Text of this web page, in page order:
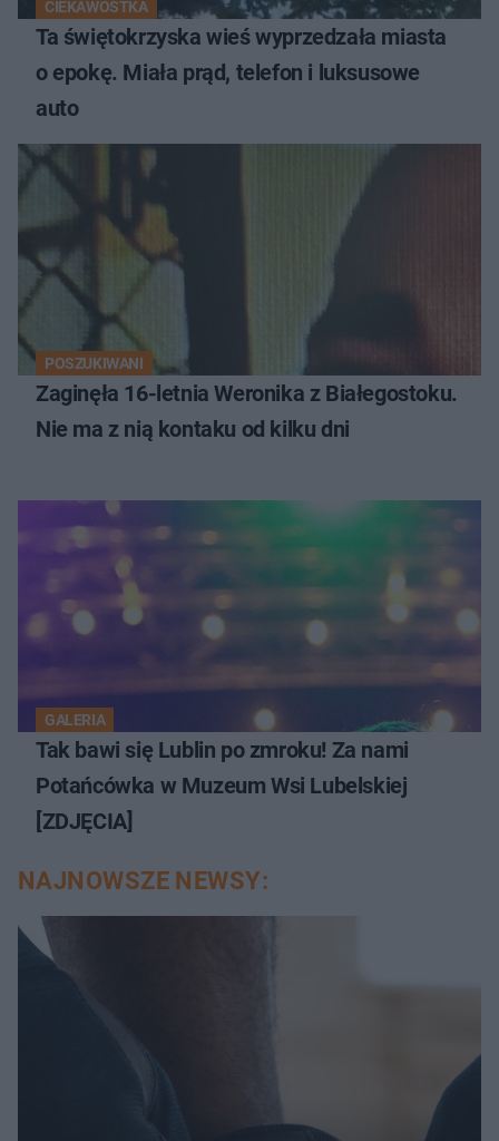
CIEKAWOSTKA
Ta świętokrzyska wieś wyprzedzała miasta
o epokę. Miała prąd, telefon i luksusowe
auto
POSZUKIWANI
Zaginęła 16-letnia Weronika z Białegostoku.
Nie ma z nią kontaku od kilku dni
GALERIA
Tak bawi się Lublin po zmroku! Za nami
Potańcówka w Muzeum Wsi Lubelskiej
[ZDJĘCIA]
NAJNOWSZE NEWSY: